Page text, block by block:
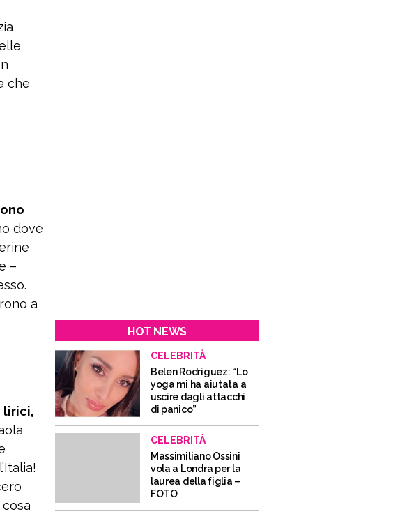
che
dove
–
a
lirici,
HOT NEWS
CELEBRITÀ
Belen Rodriguez: “Lo
yoga mi ha aiutata a
uscire dagli attacchi
di panico”
CELEBRITÀ
Massimiliano Ossini
vola a Londra per la
laurea della figlia –
FOTO